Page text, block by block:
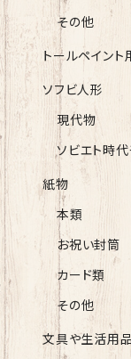
その他
トールペイン
ソフビ人形
現代物
ソビエト時
紙物
本類
お祝い封筒
カード類
その他
文具や生活用